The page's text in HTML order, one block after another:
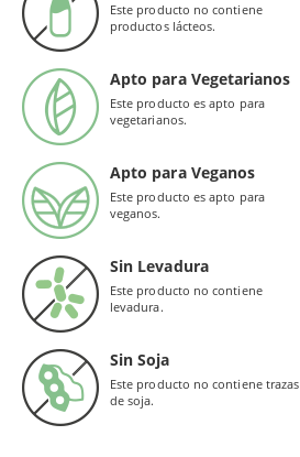
Este producto no contiene
productos lácteos.
Apto para Vegetarianos
Este producto es apto para
vegetarianos.
Apto para Veganos
Este producto es apto para
veganos.
Sin Levadura
Este producto no contiene
levadura.
Sin Soja
Este producto no contiene trazas
de soja.